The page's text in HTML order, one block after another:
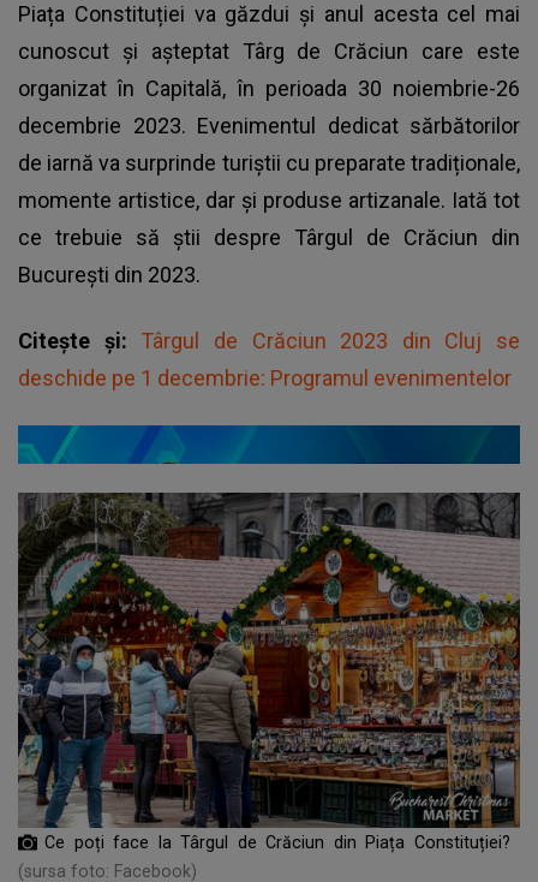
Piața Constituției va găzdui și anul acesta cel mai
cunoscut și așteptat Târg de Crăciun care este
organizat în Capitală, în perioada 30 noiembrie-26
decembrie 2023. Evenimentul dedicat sărbătorilor
de iarnă va surprinde turiștii cu preparate tradiționale,
momente artistice, dar și produse artizanale. Iată tot
ce trebuie să știi despre Târgul de Crăciun din
București din 2023.
Citește și: Târgul de Crăciun 2023 din Cluj se
deschide pe 1 decembrie: Programul evenimentelor
Ce poți face la Târgul de Crăciun din Piața Constituției?
(sursa foto: Facebook)